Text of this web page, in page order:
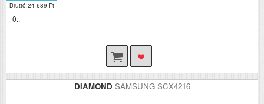
Bruttó:24 689 Ft
0..
DIAMOND SAMSUNG SCX4216